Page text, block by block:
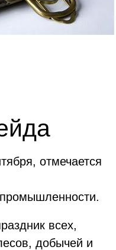
отмечается
всех,
добычей и